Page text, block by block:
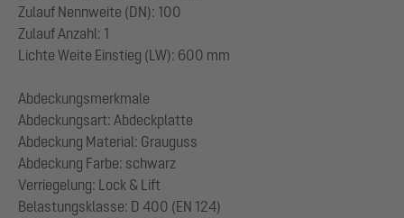
Zulauf Nennweite (DN): 100
Zulauf Anzahl: 1
Lichte Weite Einstieg (LW): 600 mm
Abdeckungsmerkmale
Abdeckungsart: Abdeckplatte
Abdeckung Material: Grauguss
Abdeckung Farbe: schwarz
Verriegelung: Lock & Lift
Belastungsklasse: D 400 (EN 124)